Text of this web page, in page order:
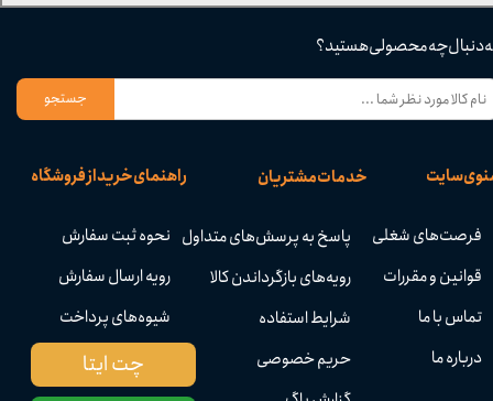
راهنمای خرید از فروشگاه
نحوه ثبت سفارش
رویه ارسال سفارش
شیوه‌های پرداخت
خدمات مشتریان
پاسخ به پرسش‌های متداول
رویه‌های بازگرداندن کالا
شرایط استفاده
حریم خصوصی
سایت
فرصت‌های شغلی
قوانین و مقررات
تماس با ما
درباره ما
دنبال چه محصولی هستید؟
جستجو
چت ایتا